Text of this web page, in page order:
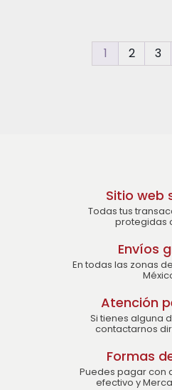
1 2 3
Sitio web
Todas tus
protegidas
Envíos
En todas las zonas
Atención
Si tienes alguna
contactarnos
Formas
Puedes pagar con
efectivo y